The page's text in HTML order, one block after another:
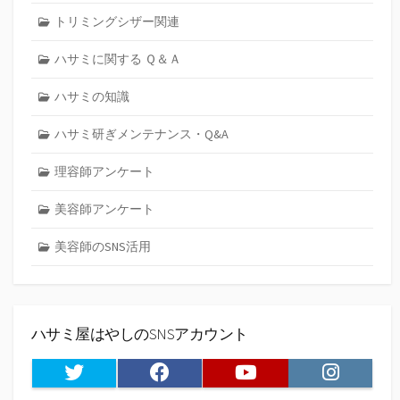
トリミングシザー関連
ハサミに関する Ｑ＆Ａ
ハサミの知識
ハサミ研ぎメンテナンス・Q&A
理容師アンケート
美容師アンケート
美容師のSNS活用
ハサミ屋はやしのSNSアカウント
Twitter Facebook Youtube Instagram